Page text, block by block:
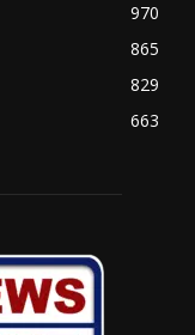
970
865
829
663